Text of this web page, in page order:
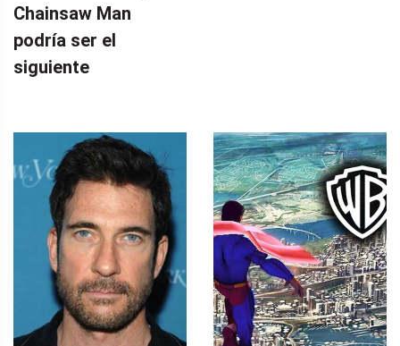
Chainsaw Man
podría ser el
siguiente